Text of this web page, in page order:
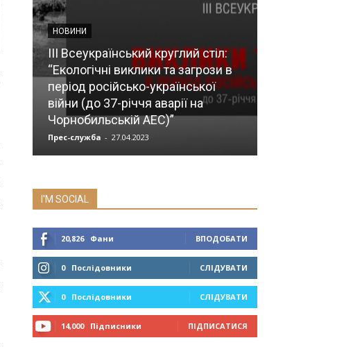
НОВИНИ
ІІІ Всеукраїнський круглий стіл:
“Екологічні виклики та загрози в
період російсько-української
війни (до 37-річчя аварії на
Чорнобильській АЕС)”
Прес-служба - 27.04.2023
I'M SOCIAL
20,826 Фани ВПОДОБАТИ
0 Послідовники СЛІДУВАТИ
0 Послідовники СЛІДУВАТИ
14,000 Підписники ПІДПИСАТИСЯ